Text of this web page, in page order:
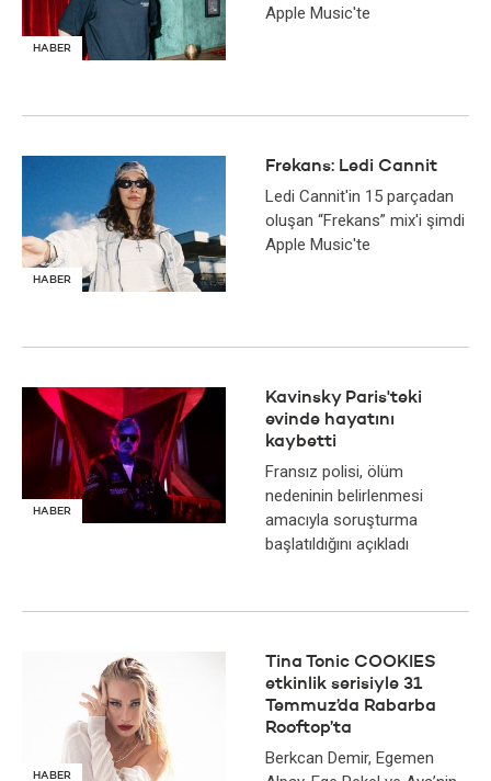
HABER
Apple Music'te
HABER
Frekans: Ledi Cannit
Ledi Cannit'in 15 parçadan
oluşan “Frekans” mix'i şimdi
Apple Music'te
HABER
Kavinsky Paris'teki
evinde hayatını
kaybetti
Fransız polisi, ölüm
nedeninin belirlenmesi
amacıyla soruşturma
başlatıldığını açıkladı
HABER
Tina Tonic COOKIES
etkinlik serisiyle 31
Temmuz’da Rabarba
Rooftop’ta
Berkcan Demir, Egemen